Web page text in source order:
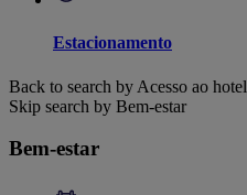
Estacionamento
Back to search by Acesso ao hotel
Skip search by Bem-estar
Bem-estar